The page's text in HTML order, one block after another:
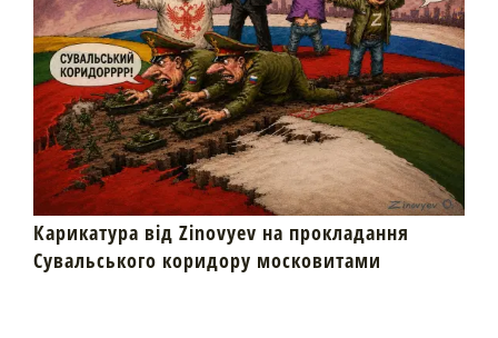
Карикатура від Zinovyev на прокладання
Сувальського коридору московитами